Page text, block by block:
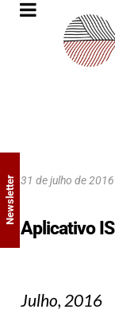
31 de julho de 2016
Aplicativo
Julho, 2016
Newsletter